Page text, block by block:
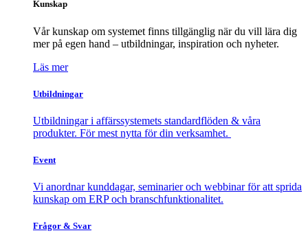
Kunskap
Vår kunskap om systemet finns tillgänglig när du vill lära dig
mer på egen hand – utbildningar, inspiration och nyheter.
Läs mer
Utbildningar
Utbildningar i affärssystemets standardflöden & våra
produkter. För mest nytta för din verksamhet.
Event
Vi anordnar kunddagar, seminarier och webbinar för att sprida
kunskap om ERP och branschfunktionalitet.
Frågor & Svar